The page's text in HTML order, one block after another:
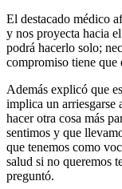
El destacado médico
y nos proyecta hacia
podrá hacerlo solo;
compromiso tiene que
Además explicó que
implica un arriesgarse
hacer otra cosa más
sentimos y que
que tenemos como
salud si no queremos
preguntó.